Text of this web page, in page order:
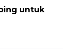
untuk